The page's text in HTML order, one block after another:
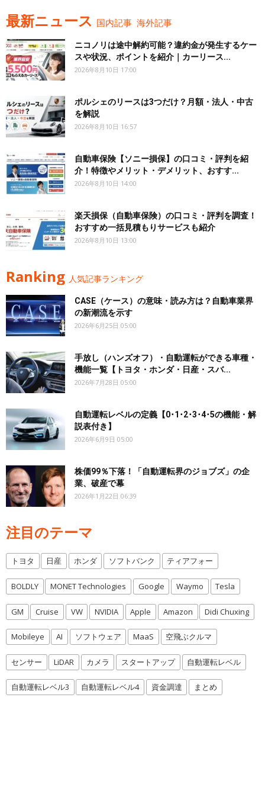
最新ニュース 国内記事 海外記事
ニコノリは途中解約可能？違約金が発生するケー
スや状況、ポイントを紹介｜カーリース...
2026年8月10日 17:00
ポルシェのリースは3つだけ？月額・法人・中古
を解説
2026年8月10日 16:57
自動車保険【ソニー損保】の口コミ・評判を紹
介！特徴やメリット・デメリット、おすす...
2026年8月10日 14:00
楽天損保（自動車保険）の口コミ・評判を調査！
おすすめ一括見積もりサービスも紹介
2026年8月10日 13:00
Ranking 人気記事ランキング
CASE（ケース）の意味・読み方は？自動車業界
の新潮流を示す
2026年6月25日 05:00
手放し（ハンズオフ）・自動運転ができる車種・
機能一覧【トヨタ・ホンダ・日産・スバ...
2026年7月28日 05:00
自動運転レベルの定義【0･1･2･3･4･5の機能・解
説表付き】
2026年6月9日 05:00
株価99％下落！「自動運転界のジョブズ」の企
業、破産で幕
2026年1月22日 06:39
注目のテーマ
トヨタ 日産 ホンダ ソフトバンク ティアフォー
BOLDLY MONET Technologies Google Waymo Tesla
GM Cruise VW NVIDIA Apple Amazon Didi Chuxing
Mobileye AI ソフトウェア MaaS 空飛ぶクルマ
センサー LiDAR カメラ スタートアップ 自動運転レベル
自動運転レベル3 自動運転レベル4 資金調達 まとめ